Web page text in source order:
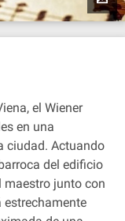
el Wiener
en una
ciudad. Actuando
del edificio
maestro junto con